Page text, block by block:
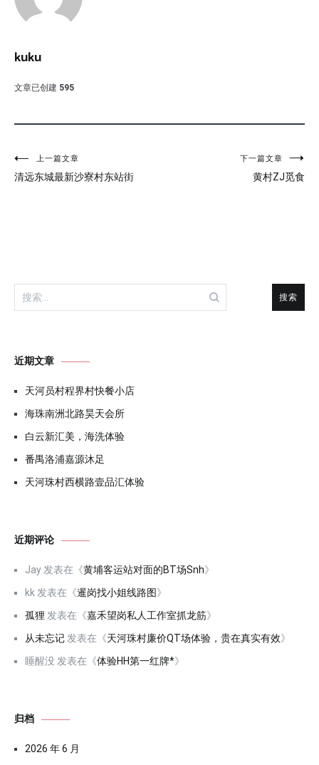
kuku
文章已创建 595
文
章
上一篇文章
清远东城最新沙寮村东站街
下一篇文章
黄村ZJ觅食
搜
索：
近期文章
天河员村程界村快餐小店
海珠南洲北路昊天会所
白云新汇美，海洗体验
番禺洛浦嘉源沐足
天河珠村西横路壹品汇体验
近期评论
Jay 发表在《黄埔客运站对面的BT场Snh》
kk 发表在《暹岗找小姐线路图》
孤狸 发表在《嘉禾望岗私人工作室抓龙筋》
从未忘记 发表在《天河珠村廉价QT场体验，贵在真实有效》
睡醒没 发表在《体验HH第一红牌*》
归档
2026 年 6 月